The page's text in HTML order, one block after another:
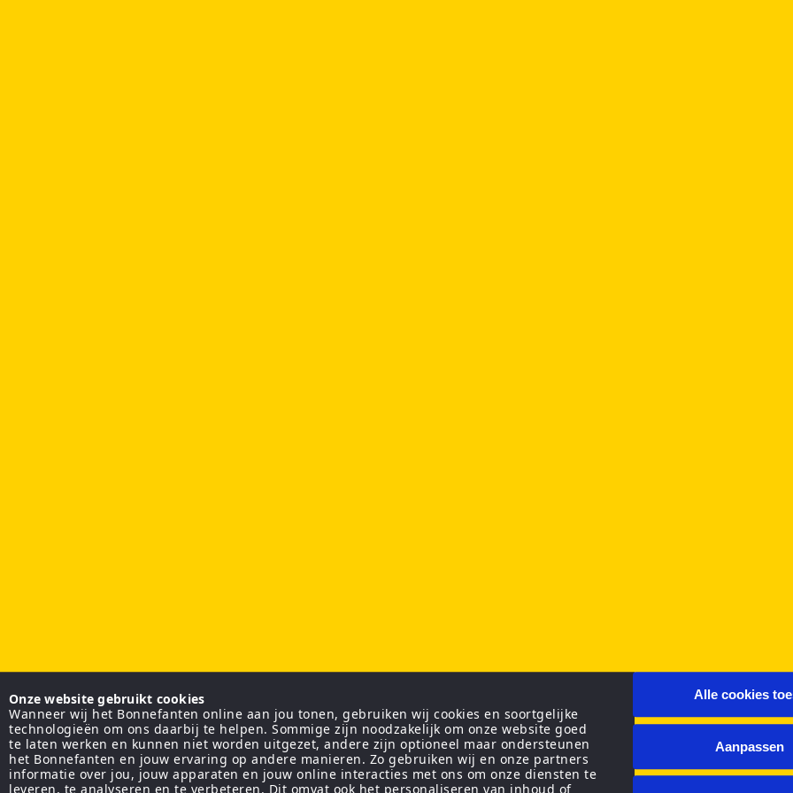
Onze website gebruikt cookies
Wanneer wij het Bonnefanten online aan jou tonen, gebruiken wij cookies en soortgelijke
technologieën om ons daarbij te helpen. Sommige zijn noodzakelijk om onze website goed
te laten werken en kunnen niet worden uitgezet, andere zijn optioneel maar ondersteunen
het Bonnefanten en jouw ervaring op andere manieren. Zo gebruiken wij en onze partners
informatie over jou, jouw apparaten en jouw online interacties met ons om onze diensten te
leveren, te analyseren en te verbeteren. Dit omvat ook het personaliseren van inhoud of
Alle cookies
Aanpassen